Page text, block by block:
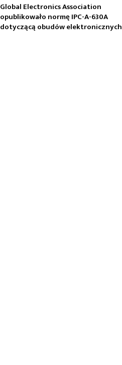
Global Electronics Association
opublikowało normę IPC-A-630A
dotyczącą obudów elektronicznych